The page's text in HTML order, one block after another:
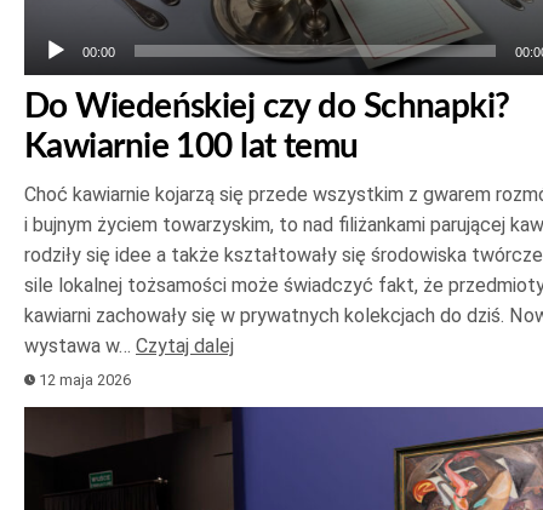
00:00
Do Wiedeńskiej czy do Schnapki?
Kawiarnie 100 lat temu
Choć kawiarnie kojarzą się przede wszystkim z gwarem
i bujnym życiem towarzyskim, to nad filiżankami parującej
rodziły się idee a także kształtowały się środowiska
sile lokalnej tożsamości może świadczyć fakt, że
kawiarni zachowały się w prywatnych kolekcjach do dziś.
wystawa w… Czytaj dalej
12 maja 2026
plików
dźwiękowych